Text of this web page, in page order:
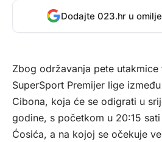
Dodajte 023.hr u
Zbog održavanja pete utakmice
SuperSport Premijer lige
Cibona, koja će se odigrati u
godine, s početkom u 20:15
Ćosića, a na kojoj se očekuje